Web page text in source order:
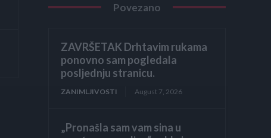
Povezano
ZAVRŠETAK Drhtavim rukama
ponovno sam pogledala
posljednju stranicu.
ZANIMLJIVOSTI August 7, 2026
„Pronašla sam vam sina u